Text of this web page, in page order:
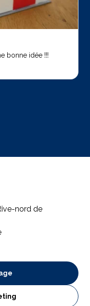
bonne idée !!!
nord de